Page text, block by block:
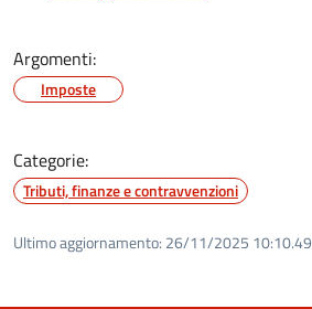
Argomenti:
Imposte
Categorie:
Tributi, finanze e contravvenzioni
Ultimo aggiornamento: 26/11/2025 10:10.49